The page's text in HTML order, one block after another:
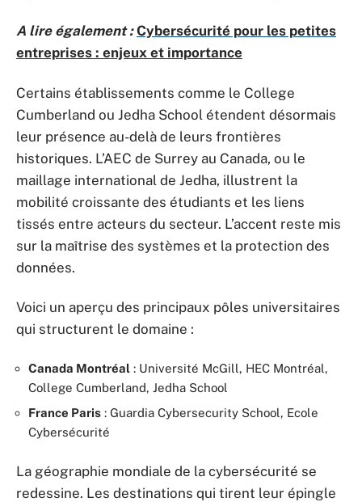
A lire également : Cybersécurité pour les petites
entreprises : enjeux et importance
Certains établissements comme le College
Cumberland ou Jedha School étendent désormais
leur présence au-delà de leurs frontières
historiques. L’AEC de Surrey au Canada, ou le
maillage international de Jedha, illustrent la
mobilité croissante des étudiants et les liens
tissés entre acteurs du secteur. L’accent reste mis
sur la maîtrise des systèmes et la protection des
données.
Voici un aperçu des principaux pôles universitaires
qui structurent le domaine :
Canada Montréal : Université McGill, HEC Montréal,
College Cumberland, Jedha School
France Paris : Guardia Cybersecurity School, Ecole
Cybersécurité
La géographie mondiale de la cybersécurité se
redessine. Les destinations qui tirent leur épingle